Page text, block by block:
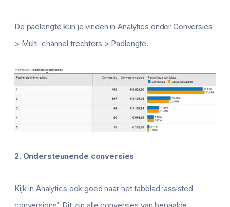
De padlengte kun je vinden in Analytics onder Conversies
> Multi-channel trechters > Padlengte.
2. Ondersteunende conversies
Kijk in Analytics ook goed naar het tabblad ‘assisted